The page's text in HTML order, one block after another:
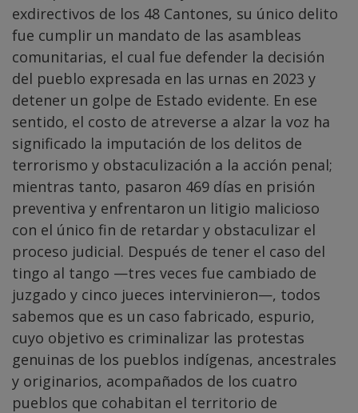
exdirectivos de los 48 Cantones, su único delito
fue cumplir un mandato de las asambleas
comunitarias, el cual fue defender la decisión
del pueblo expresada en las urnas en 2023 y
detener un golpe de Estado evidente. En ese
sentido, el costo de atreverse a alzar la voz ha
significado la imputación de los delitos de
terrorismo y obstaculización a la acción penal;
mientras tanto, pasaron 469 días en prisión
preventiva y enfrentaron un litigio malicioso
con el único fin de retardar y obstaculizar el
proceso judicial. Después de tener el caso del
tingo al tango —tres veces fue cambiado de
juzgado y cinco jueces intervinieron—, todos
sabemos que es un caso fabricado, espurio,
cuyo objetivo es criminalizar las protestas
genuinas de los pueblos indígenas, ancestrales
y originarios, acompañados de los cuatro
pueblos que cohabitan el territorio de